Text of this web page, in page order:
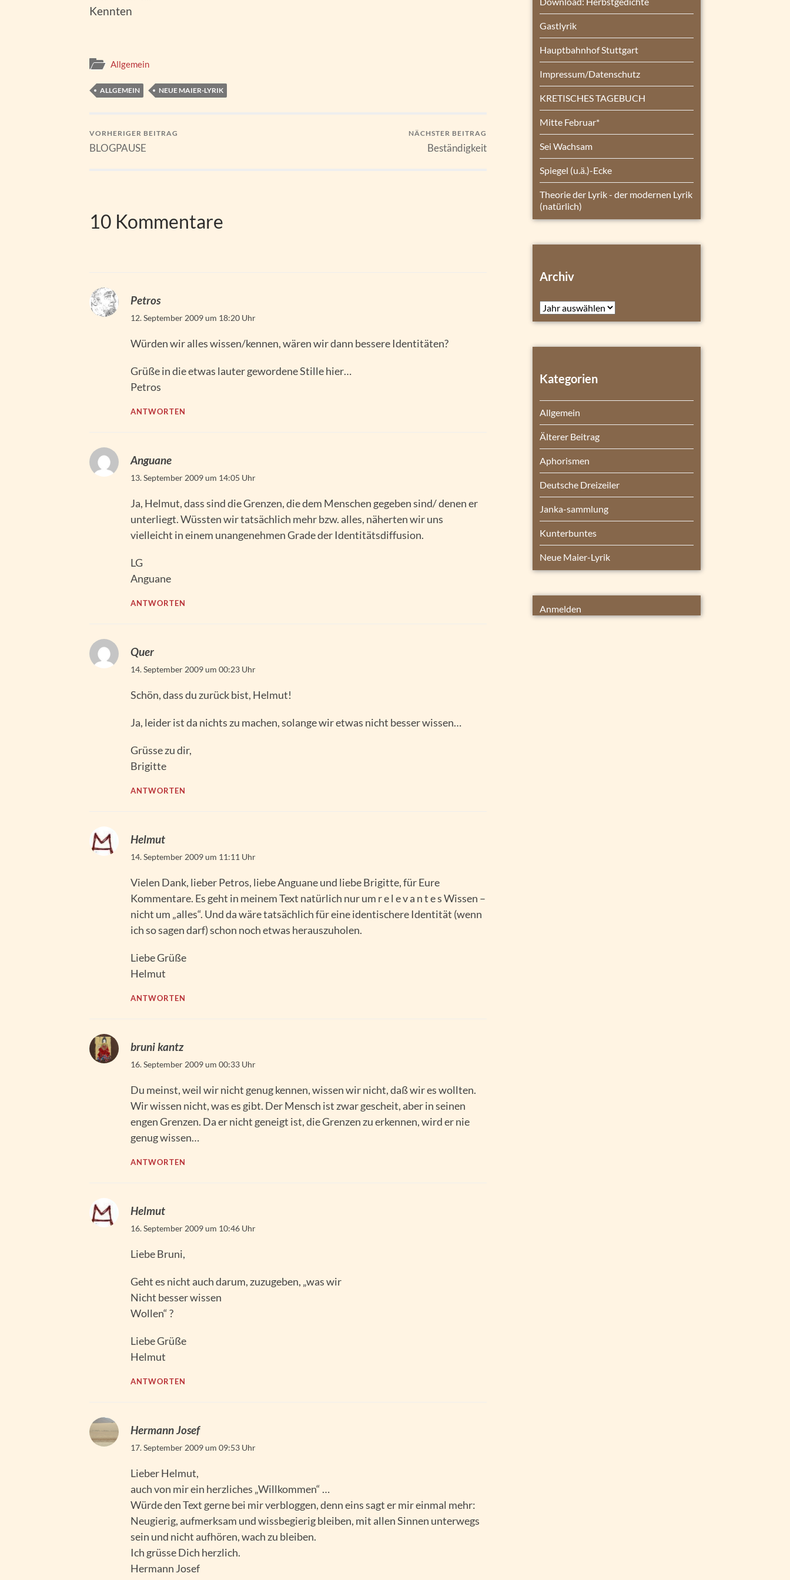
Kennten
Allgemein
ALLGEMEIN NEUE MAIER-LYRIK
VORHERIGER BEITRAG
BLOGPAUSE
NÄCHSTER BEITRAG
Beständigkeit
10 Kommentare
Petros
12. September 2009 um 18:20 Uhr
Würden wir alles wissen/kennen, wären wir dann bessere Identitäten?
Grüße in die etwas lauter gewordene Stille hier…
Petros
ANTWORTEN
Anguane
13. September 2009 um 14:05 Uhr
Ja, Helmut, dass sind die Grenzen, die dem Menschen gegeben sind/ denen er
unterliegt. Wüssten wir tatsächlich mehr bzw. alles, näherten wir uns
vielleicht in einem unangenehmen Grade der Identitätsdiffusion.
LG
Anguane
ANTWORTEN
Quer
14. September 2009 um 00:23 Uhr
Schön, dass du zurück bist, Helmut!
Ja, leider ist da nichts zu machen, solange wir etwas nicht besser wissen…
Grüsse zu dir,
Brigitte
ANTWORTEN
Helmut
14. September 2009 um 11:11 Uhr
Vielen Dank, lieber Petros, liebe Anguane und liebe Brigitte, für Eure
Kommentare. Es geht in meinem Text natürlich nur um r e l e v a n t e s Wissen –
nicht um „alles“. Und da wäre tatsächlich für eine identischere Identität (wenn
ich so sagen darf) schon noch etwas herauszuholen.
Liebe Grüße
Helmut
ANTWORTEN
bruni kantz
16. September 2009 um 00:33 Uhr
Du meinst, weil wir nicht genug kennen, wissen wir nicht, daß wir es wollten.
Wir wissen nicht, was es gibt. Der Mensch ist zwar gescheit, aber in seinen
engen Grenzen. Da er nicht geneigt ist, die Grenzen zu erkennen, wird er nie
genug wissen…
ANTWORTEN
Helmut
16. September 2009 um 10:46 Uhr
Liebe Bruni,
Geht es nicht auch darum, zuzugeben, „was wir
Nicht besser wissen
Wollen“ ?
Liebe Grüße
Helmut
ANTWORTEN
Hermann Josef
17. September 2009 um 09:53 Uhr
Lieber Helmut,
auch von mir ein herzliches „Willkommen“ …
Würde den Text gerne bei mir verbloggen, denn eins sagt er mir einmal mehr:
Neugierig, aufmerksam und wissbegierig bleiben, mit allen Sinnen unterwegs
sein und nicht aufhören, wach zu bleiben.
Ich grüsse Dich herzlich.
Hermann Josef
Gastlyrik
Hauptbahnhof Stuttgart
Impressum/Datenschutz
KRETISCHES TAGEBUCH
Mitte Februar*
Sei Wachsam
Spiegel (u.ä.)-Ecke
Theorie der Lyrik - der modernen Lyrik
(natürlich)
Archiv
Archiv
Kategorien
Allgemein
Älterer Beitrag
Aphorismen
Deutsche Dreizeiler
Janka-sammlung
Kunterbuntes
Neue Maier-Lyrik
Anmelden